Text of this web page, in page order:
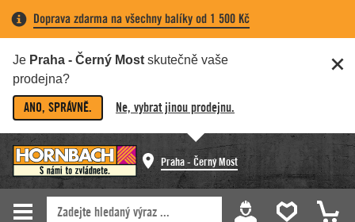
Doprava zdarma na všechny balíky od 1 500 Kč
Je Praha - Černý Most skutečně vaše
prodejna?
ANO, SPRÁVNĚ. Ne, vybrat jinou prodejnu.
Praha - Černý Most